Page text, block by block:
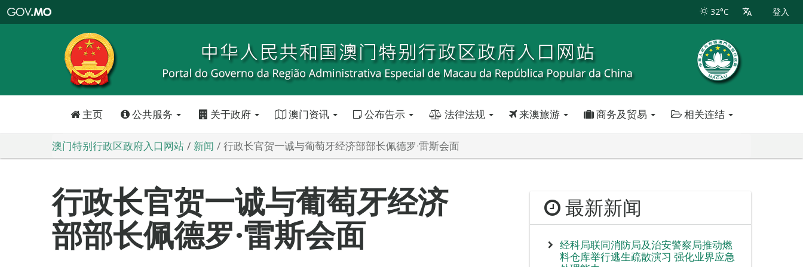
特
政
区
政
口
32°C 登入
主页 公共服务 关于政府 澳门资讯 公布告示 法律法规 来澳旅游 商务及贸易 相关连结
澳门特别行政区政府入口网站 新闻 行政长官贺一诚与葡萄牙经济部部长佩德罗·雷斯会面
行政长官贺一诚与葡萄牙经济
部部长佩德罗·雷斯会面
最新新闻
经科局联同消防局及治安警察局推动燃
料仓库举行逃生疏散演习 强化业界应急